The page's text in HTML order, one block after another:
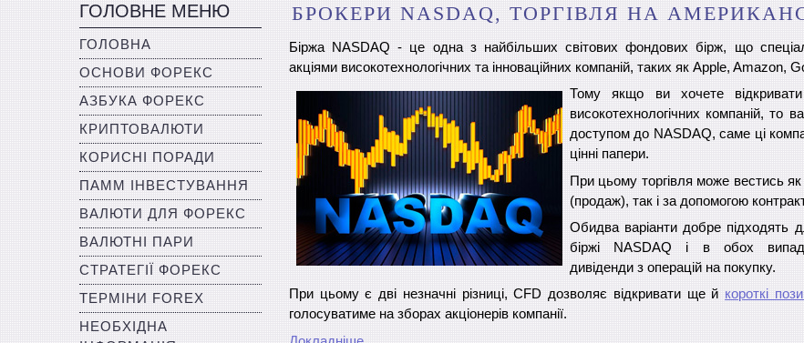
ГОЛОВНЕ МЕНЮ
ГОЛОВНА
ОСНОВИ ФОРЕКС
АЗБУКА ФОРЕКС
КРИПТОВАЛЮТИ
КОРИСНІ ПОРАДИ
ПАММ ІНВЕСТУВАННЯ
ВАЛЮТИ ДЛЯ ФОРЕКС
ВАЛЮТНІ ПАРИ
СТРАТЕГІЇ ФОРЕКС
ТЕРМІНИ FOREX
НЕОБХІДНА
БРОКЕРИ NASDAQ, ТОРГІВЛЯ НА
Біржа NASDAQ - це одна з найбільших світових фондових бірж, що
акціями високотехнологічних та інноваційних компаній, таких як Apple, Amazon,
Тому якщо ви хочете
високотехнологічних компаній, то
доступом до NASDAQ, саме ці
цінні папери.
При цьому торгівля може вестись
(продаж), так і за допомогою
Обидва варіанти добре підходять
біржі NASDAQ і в обох
дивіденди з операцій на покупку.
При цьому є дві незначні різниці, CFD дозволяє відкривати ще й короткі
голосуватиме на зборах акціонерів компанії.